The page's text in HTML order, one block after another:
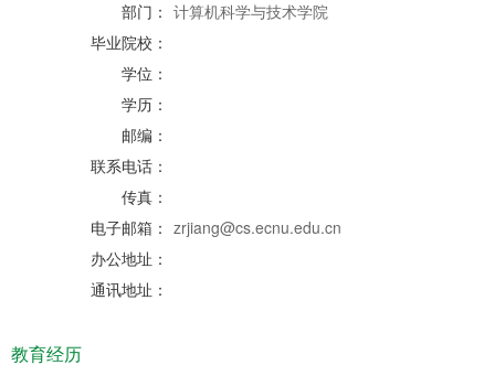
部门： 计算机科学与技术学院
毕业院校：
学位：
学历：
邮编：
联系电话：
传真：
电子邮箱： zrjiang@cs.ecnu.edu.cn
办公地址：
通讯地址：
教育经历